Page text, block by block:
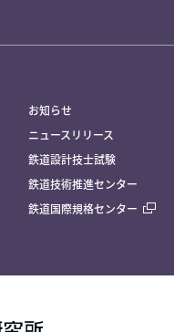
お知らせ
ニュースリリース
鉄道設計技士試験
鉄道技術推進センター
鉄道国際規格センター